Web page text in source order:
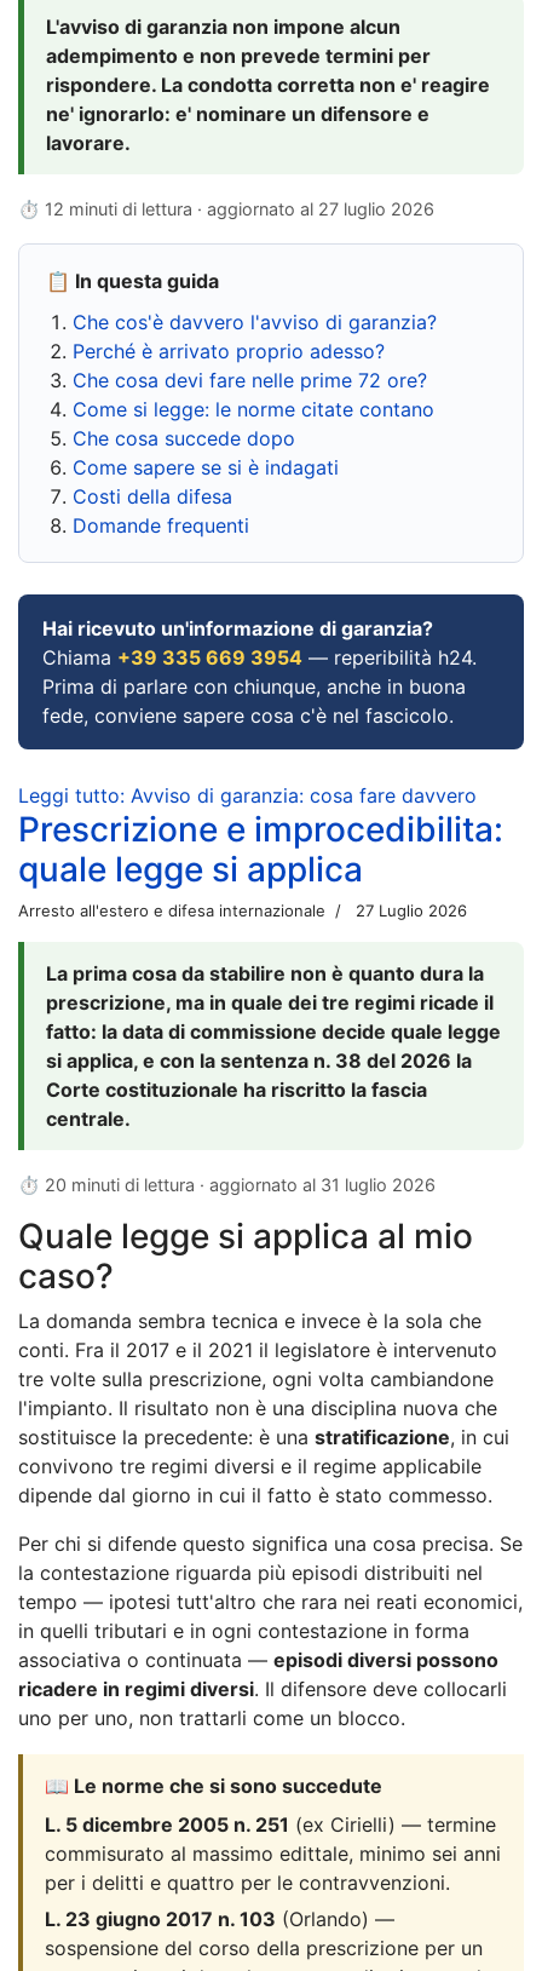
L'avviso di garanzia non impone alcun
adempimento e non prevede termini per
rispondere. La condotta corretta non e' reagire
ne' ignorarlo: e' nominare un difensore e
lavorare.
⏱ 12 minuti di lettura · aggiornato al 27 luglio 2026
📋 In questa guida
Che cos'è davvero l'avviso di garanzia?
Perché è arrivato proprio adesso?
Che cosa devi fare nelle prime 72 ore?
Come si legge: le norme citate contano
Che cosa succede dopo
Come sapere se si è indagati
Costi della difesa
Domande frequenti
Hai ricevuto un'informazione di garanzia?
Chiama +39 335 669 3954 — reperibilità h24.
Prima di parlare con chiunque, anche in buona
fede, conviene sapere cosa c'è nel fascicolo.
Leggi tutto: Avviso di garanzia: cosa fare davvero
Prescrizione e improcedibilita:
quale legge si applica
Arresto all'estero e difesa internazionale 27 Luglio 2026
La prima cosa da stabilire non è quanto dura la
prescrizione, ma in quale dei tre regimi ricade il
fatto: la data di commissione decide quale legge
si applica, e con la sentenza n. 38 del 2026 la
Corte costituzionale ha riscritto la fascia
centrale.
⏱ 20 minuti di lettura · aggiornato al 31 luglio 2026
Quale legge si applica al mio
caso?
La domanda sembra tecnica e invece è la sola che
conti. Fra il 2017 e il 2021 il legislatore è intervenuto
tre volte sulla prescrizione, ogni volta cambiandone
l'impianto. Il risultato non è una disciplina nuova che
sostituisce la precedente: è una stratificazione, in cui
convivono tre regimi diversi e il regime applicabile
dipende dal giorno in cui il fatto è stato commesso.
Per chi si difende questo significa una cosa precisa. Se
la contestazione riguarda più episodi distribuiti nel
tempo — ipotesi tutt'altro che rara nei reati economici,
in quelli tributari e in ogni contestazione in forma
associativa o continuata — episodi diversi possono
ricadere in regimi diversi. Il difensore deve collocarli
uno per uno, non trattarli come un blocco.
📖 Le norme che si sono succedute
L. 5 dicembre 2005 n. 251 (ex Cirielli) — termine
commisurato al massimo edittale, minimo sei anni
per i delitti e quattro per le contravvenzioni.
L. 23 giugno 2017 n. 103 (Orlando) —
sospensione del corso della prescrizione per un